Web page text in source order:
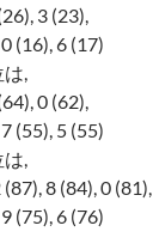
3 (23),
(16), 6 (17)
,
0 (62),
(55), 5 (55)
,
8 (84), 0 (81),
(75), 6 (76)